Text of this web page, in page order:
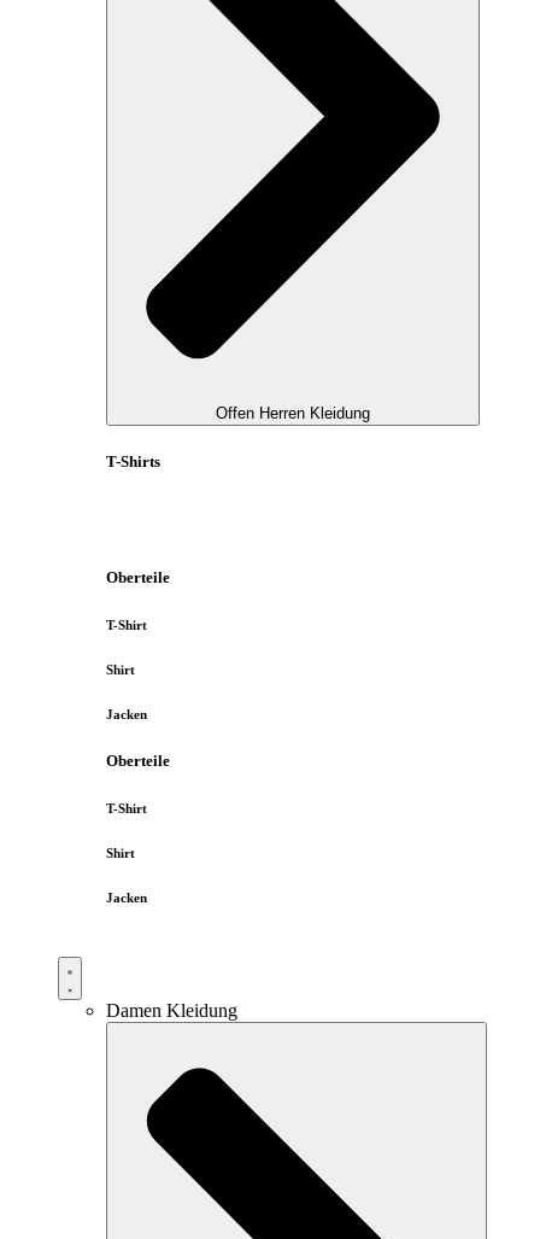
Offen Herren Kleidung
T-Shirts
Oberteile
T-Shirt
Shirt
Jacken
Oberteile
T-Shirt
Shirt
Jacken
Damen Kleidung